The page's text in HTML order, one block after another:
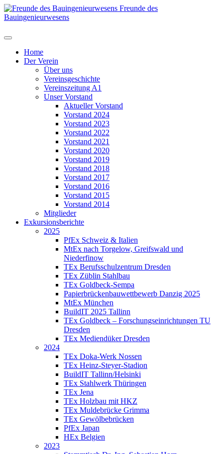
Freunde des
Bauingenieurwesens
Home
Der Verein
Über uns
Vereinsgeschichte
Vereinszeitung A1
Unser Vorstand
Aktueller Vorstand
Vorstand 2024
Vorstand 2023
Vorstand 2022
Vorstand 2021
Vorstand 2020
Vorstand 2019
Vorstand 2018
Vorstand 2017
Vorstand 2016
Vorstand 2015
Vorstand 2014
Mitglieder
Exkursionsberichte
2025
PfEx Schweiz & Italien
MtEx nach Torgelow, Greifswald und
Niederfinow
TEx Berufsschulzentrum Dresden
TEx Züblin Stahlbau
TEx Goldbeck-Sempa
Papierbrückenbauwettbewerb Danzig 2025
MtEx München
BuildIT 2025 Tallinn
TEx Goldbeck – Forschungseinrichtungen TU
Dresden
TEx Mediendüker Dresden
2024
TEx Doka-Werk Nossen
TEx Heinz-Steyer-Stadion
BuildIT Tallinn/Helsinki
TEx Stahlwerk Thüringen
TEx Jena
TEx Holzbau mit HKZ
TEx Muldebrücke Grimma
TEx Gewölbebrücken
PfEx Japan
HEx Belgien
2023